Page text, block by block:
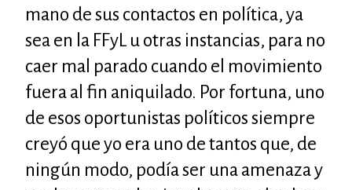
mano de sus contactos en política, ya
sea en la FFyL u otras instancias, para no
caer mal parado cuando el movimiento
fuera al fin aniquilado. Por fortuna, uno
de esos oportunistas políticos siempre
creyó que yo era uno de tantos que, de
ningún modo, podía ser una amenaza y